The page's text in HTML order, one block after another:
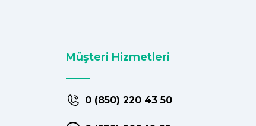
Müşteri Hizmetleri
0 (850) 220 43 50